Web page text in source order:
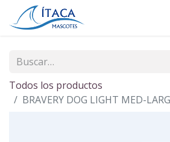
Todos los productos
BRAVERY DOG LIGHT MED-